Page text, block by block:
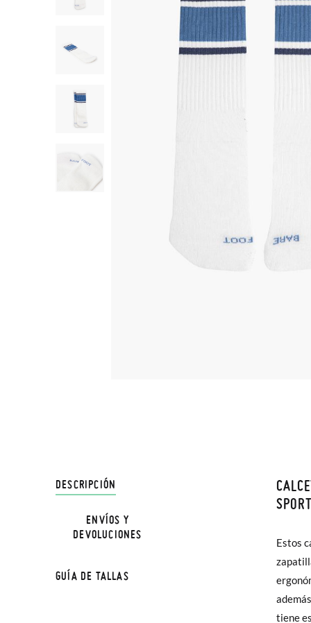
DESCRIPCIÓN
Estos
tiene
look
cálida y
ENVÍOS Y
DEVOLUCIONES
En
hasta
poco
En
Sólo
GUÍA DE TALLAS